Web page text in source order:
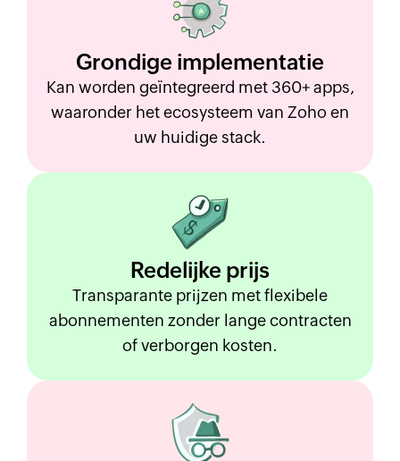
Grondige implementatie
Kan worden geïntegreerd met 360+ apps,
waaronder het ecosysteem van Zoho en
uw huidige stack.
Redelijke prijs
Transparante prijzen met flexibele
abonnementen zonder lange contracten
of verborgen kosten.